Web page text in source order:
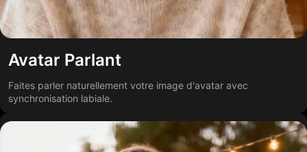
Avatar Parlant
Faites parler naturellement votre image d'avatar avec
synchronisation labiale.